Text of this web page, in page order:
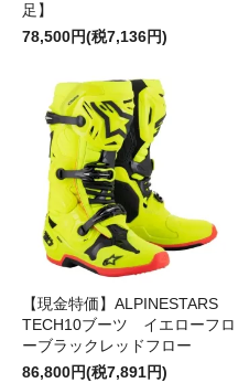
足】
78,500円(税7,136円)
【現金特価】ALPINESTARS
TECH10ブーツ イエローフロ
ーブラックレッドフロー
86,800円(税7,891円)